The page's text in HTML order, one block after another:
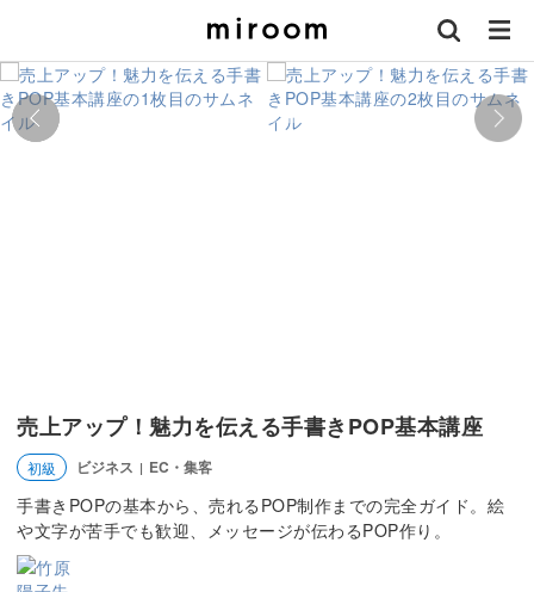
売上アップ！魅力を伝える手書きPOP基本講座
初級 ビジネス | EC・集客
手書きPOPの基本から、売れるPOP制作までの完全ガイド。絵
や文字が苦手でも歓迎、メッセージが伝わるPOP作り。